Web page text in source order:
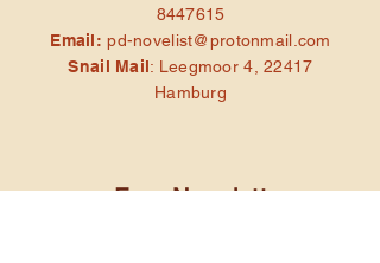
8447615
Email: pd-novelist@protonmail.com
Snail Mail: Leegmoor 4, 22417
Hamburg
Free Newsletter